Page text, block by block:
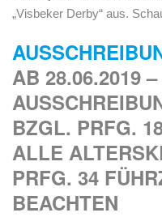
„Visbeker Derby“ aus.
AB 28.06.2019 –
BZGL. PRFG.
ALLE
PRFG. 34
BEACHTEN